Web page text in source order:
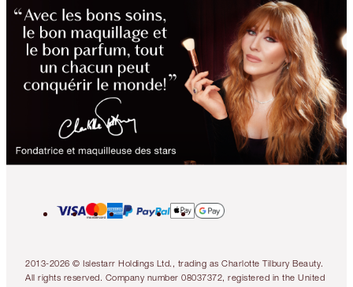
2013-2026 © Islestarr Holdings Ltd., trading as Charlotte Tilbury Beauty.
All rights reserved. Company number 08037372, registered in the United